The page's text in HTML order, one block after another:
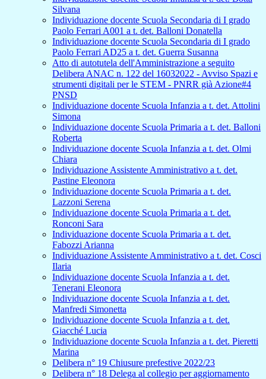
Silvana
Individuazione docente Scuola Secondaria di I grado
Paolo Ferrari A001 a t. det. Balloni Donatella
Individuazione docente Scuola Secondaria di I grado
Paolo Ferrari AD25 a t. det. Guerra Susanna
Atto di autotutela dell'Amministrazione a seguito
Delibera ANAC n. 122 del 16032022 - Avviso Spazi e
strumenti digitali per le STEM - PNRR già Azione#4
PNSD
Individuazione docente Scuola Infanzia a t. det. Attolini
Simona
Individuazione docente Scuola Primaria a t. det. Balloni
Roberta
Individuazione docente Scuola Infanzia a t. det. Olmi
Chiara
Individuazione Assistente Amministrativo a t. det.
Pastine Eleonora
Individuazione docente Scuola Primaria a t. det.
Lazzoni Serena
Individuazione docente Scuola Primaria a t. det.
Ronconi Sara
Individuazione docente Scuola Primaria a t. det.
Fabozzi Arianna
Individuazione Assistente Amministrativo a t. det. Cosci
Ilaria
Individuazione docente Scuola Infanzia a t. det.
Tenerani Eleonora
Individuazione docente Scuola Infanzia a t. det.
Manfredi Simonetta
Individuazione docente Scuola Infanzia a t. det.
Giacché Lucia
Individuazione docente Scuola Infanzia a t. det. Pieretti
Marina
Delibera n° 19 Chiusure prefestive 2022/23
Delibera n° 18 Delega al collegio per aggiornamento